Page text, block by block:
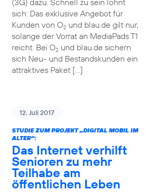
(3G) dazu. Schnell zu sein lohnt
sich: Das exklusive Angebot für
Kunden von O2und blau.de gilt nur,
solange der Vorrat an MediaPads T1
reicht. Bei O2und blau.de sichern
sich Neu- und Bestandskunden ein
attraktives Paket […]
12. Juli 2017
STUDIE ZUM PROJEKT „DIGITAL MOBIL IM
ALTER“:
Das Internet verhilft
Senioren zu mehr
Teilhabe am
öffentlichen Leben